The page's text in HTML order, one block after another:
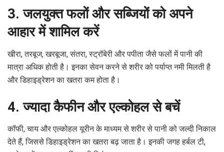
3. जलयुक्त फलों और सब्जियों को अपने
आहार में शामिल करें
खीरा, तरबूज, खरबूजा, संतरा, स्ट्रॉबेरी और पपीता जैसे फलों में पानी की
मात्रा अधिक होती है। इनका सेवन करने से शरीर को पर्याप्त नमी मिलती है
और डिहाइड्रेशन का खतरा कम होता है।
4. ज्यादा कैफीन और एल्कोहल से बचें
कॉफी, चाय और एल्कोहल यूरीन के माध्यम से शरीर से पानी को जल्दी निकाल
देते हैं, जिससे डिहाइड्रेशन का खतरा बढ़ जाता है। इनकी जगह हर्बल टी,